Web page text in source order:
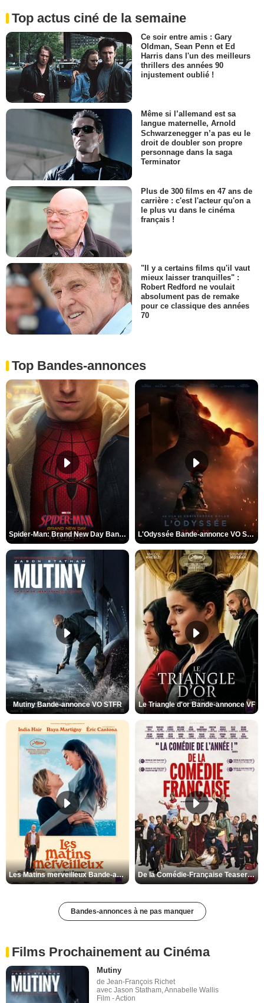
Top actus ciné de la semaine
Ce soir entre amis : Gary
Oldman, Sean Penn et Ed
Harris dans l'un des meilleurs
thrillers des années 90
injustement oublié !
Même si l’allemand est sa
langue maternelle, Arnold
Schwarzenegger n’a pas eu le
droit de doubler son propre
personnage dans la saga
Terminator
Plus de 300 films en 47 ans de
carrière : c'est l'acteur qu'on a
le plus vu dans le cinéma
français !
"Il y a certains films qu'il vaut
mieux laisser tranquilles" :
Robert Redford ne voulait
absolument pas de remake
pour ce classique des années
70
Top Bandes-annonces
Spider-Man: Brand New Day Bande-annonce VO STFR L'Odyssée Bande-annonce VO STFR
Mutiny Bande-annonce VO STFR Le Triangle d'or Bande-annonce VF
Les Matins merveilleux Bande-annonce VF De la Comédie-Française Teaser VF
Bandes-annonces à ne pas manquer
Films Prochainement au Cinéma
Mutiny
de Jean-François Richet
avec Jason Statham, Annabelle Wallis
Film - Action